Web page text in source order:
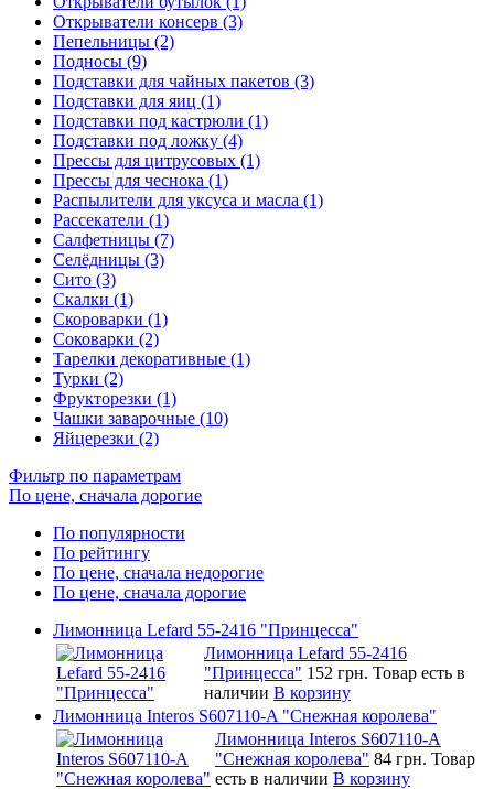
Открыватели консерв (3)
Пепельницы (2)
Подносы (9)
Подставки для чайных пакетов (3)
Подставки для яиц (1)
Подставки под кастрюли (1)
Подставки под ложку (4)
Прессы для цитрусовых (1)
Прессы для чеснока (1)
Распылители для уксуса и масла (1)
Рассекатели (1)
Салфетницы (7)
Селёдницы (3)
Сито (3)
Скалки (1)
Скороварки (1)
Соковарки (2)
Тарелки декоративные (1)
Турки (2)
Фрукторезки (1)
Чашки заварочные (10)
Яйцерезки (2)
Фильтр по параметрам
По цене, сначала дорогие
По популярности
По рейтингу
По цене, сначала недорогие
По цене, сначала дорогие
Лимонница Lefard 55-2416 "Принцесса"
Лимонница Lefard 55-2416
"Принцесса" 152 грн. Товар есть в
наличии В корзину
Лимонница Interos S607110-A "Снежная королева"
Лимонница Interos S607110-A
"Снежная королева" 84 грн. Товар
есть в наличии В корзину